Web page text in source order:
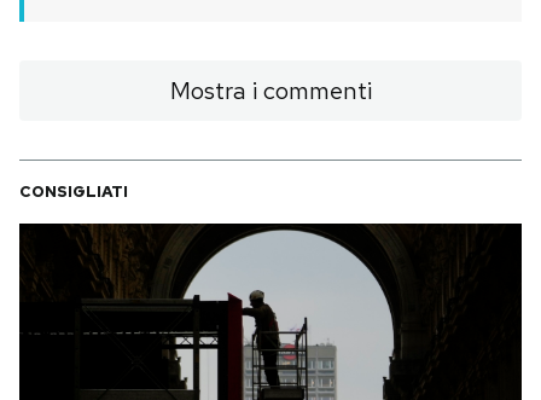
Mostra i commenti
CONSIGLIATI